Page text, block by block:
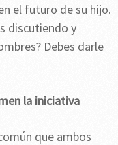
el futuro de su hijo.
discutiendo y
Debes darle
la iniciativa
que ambos